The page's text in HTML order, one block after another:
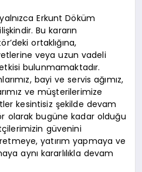
Erkunt Döküm
Bu kararın
ortaklığına,
veya uzun vadeli
bulunmamaktadır.
bayi ve servis ağımız,
ve müşterilerimize
kesintisiz şekilde devam
olarak bugüne kadar olduğu
güvenini
yatırım yapmaya ve
aynı kararlılıkla devam